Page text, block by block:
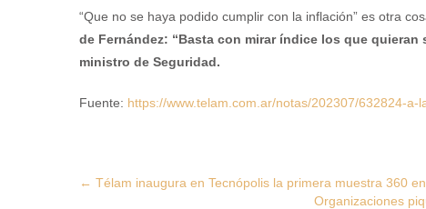
“Que no se haya podido cumplir con la inflación” es otra
de Fernández: “Basta con mirar índice los que
ministro de Seguridad.
Fuente: https://www.telam.com.ar/notas/202307/632824-
Post
← Télam inaugura en Tecnópolis la primera muestra 360
Organizaciones